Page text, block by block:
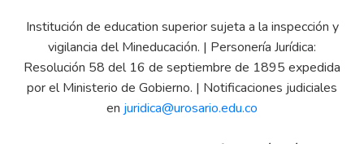
Institución de education superior sujeta a la inspección y
vigilancia del Mineducación. | Personería Jurídica:
Resolución 58 del 16 de septiembre de 1895 expedida
por el Ministerio de Gobierno. | Notificaciones judiciales
en juridica@urosario.edu.co